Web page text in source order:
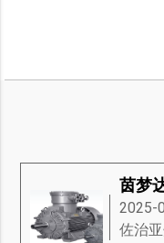
2025-
佐治